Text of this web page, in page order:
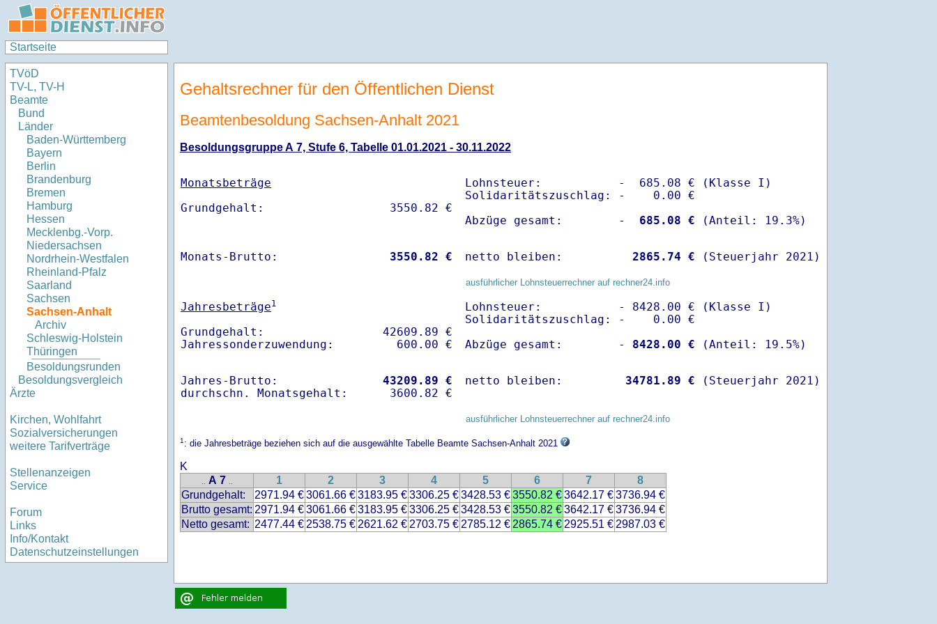
Startseite
TVöD
TV-L, TV-H
Beamte
Bund
Länder
Baden-Württemberg
Bayern
Berlin
Brandenburg
Bremen
Hamburg
Hessen
Mecklenbg.-Vorp.
Niedersachsen
Nordrhein-Westfalen
Rheinland-Pfalz
Saarland
Sachsen
Sachsen-Anhalt
Archiv
Schleswig-Holstein
Thüringen
Besoldungsrunden
Besoldungsvergleich
Ärzte
Kirchen, Wohlfahrt
Sozialversicherungen
weitere Tarifverträge
Stellenanzeigen
Service
Forum
Links
Info/Kontakt
Datenschutzeinstellungen
Gehaltsrechner für den Öffentlichen Dienst
Beamtenbesoldung Sachsen-Anhalt 2021
Besoldungsgruppe A 7, Stufe 6, Tabelle 01.01.2021 - 30.11.2022
Monatsbeträge
Lohnsteuer:           -  685.08 € (Klasse I)
Solidaritätszuschlag: -    0.00 €
Abzüge gesamt:        -
  685.08 €
Monats-Brutto: 3550.82 € netto bleiben: 2865.74 € (Steuerjahr 2021)
ausführlicher Lohnsteuerrechner auf rechner24.info
Jahresbeträge1
Grundgehalt:                 42609.89 €
Lohnsteuer:           - 8428.00 € (Klasse I)
Solidaritätszuschlag: -    0.00 €
Abzüge gesamt:        -
8428.00 €
Jahres-Brutto: 43209.89 €
netto bleiben: 34781.89 € (Steuerjahr 2021)
ausführlicher Lohnsteuerrechner auf rechner24.info
1: die Jahresbeträge beziehen sich auf die ausgewählte Tabelle Beamte Sachsen-Anhalt 2021
K
.. A 7 .. 1 2 3 4 5 6 7
8
Grundgehalt:
2971.94 €3061.66 €3183.95 €3306.25 €3428.53 €3550.82 €3642.17 €3736.94 €
Brutto gesamt: 2971.94 €3061.66 €3183.95 €3306.25 €3428.53 €3550.82 €3642.17 €3736.94 €
Netto gesamt: 2477.44 € 2538.75 € 2621.62 € 2703.75 € 2785.12 € 2865.74 € 2925.51 € 2987.03 €